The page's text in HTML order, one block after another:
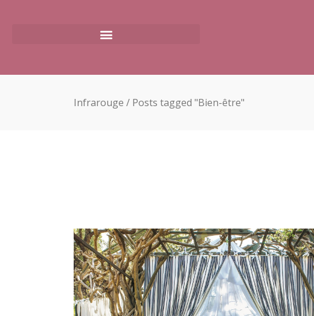
Infrarouge / Posts tagged "Bien-être"